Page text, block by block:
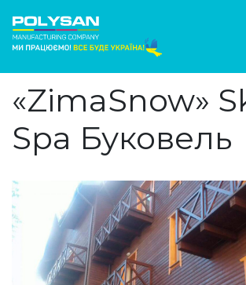
«ZimaSnow»
Spa Буковель